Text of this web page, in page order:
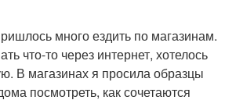
много ездить по магазинам.
что-то через интернет, хотелось
В магазинах я просила образцы
посмотреть, как сочетаются